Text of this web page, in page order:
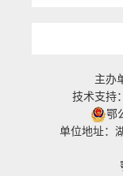
主办
技术支持
鄂
单位地址：